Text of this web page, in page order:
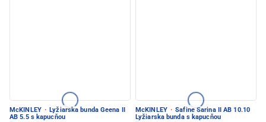
McKINLEY · Lyžiarska bunda Geena II
AB 5.5 s kapucňou
McKINLEY · Safine Sarina II AB 10.10
Lyžiarska bunda s kapucňou